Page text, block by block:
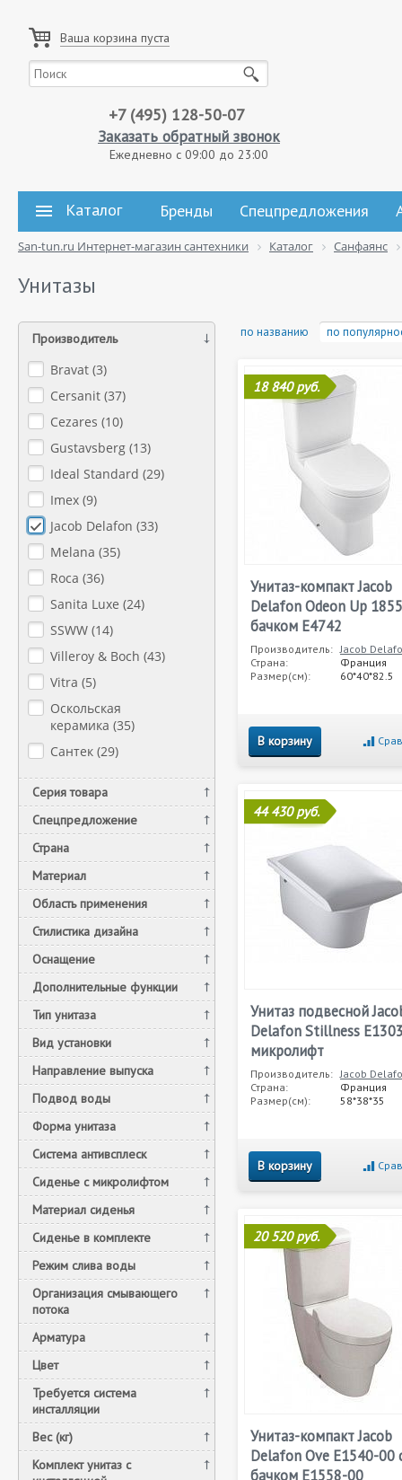
Ваша корзина пуста
+7 (495) 128-50-07
Заказать обратный звонок
Ежедневно с 09:00 до 23:00
Каталог Бренды Спецпредложения
San-tun.ru Интернет-магазин сантехники Каталог Санфаянс
Унитазы
Производитель
Bravat (3)
Cersanit (37)
Cezares (10)
Gustavsberg (13)
Ideal Standard (29)
Imex (9)
Jacob Delafon (33)
Melana (35)
Roca (36)
Sanita Luxe (24)
SSWW (14)
Villeroy & Boch (43)
Vitra (5)
Оскольская
керамика (35)
Сантек (29)
Серия товара
Спецпредложение
Страна
Материал
Область применения
Стилистика дизайна
Оснащение
Дополнительные функции
Тип унитаза
Вид установки
Направление выпуска
Подвод воды
Форма унитаза
Система антивсплеск
Сиденье с микролифтом
Материал сиденья
Сиденье в комплекте
Режим слива воды
Организация смывающего
потока
Арматура
Цвет
Требуется система
инсталляции
Вес (кг)
Комплект унитаз c
по названию по
18 840 руб.
Унитаз-компакт Jacob
Delafon Odeon Up
бачком E4742
Производитель: Jacob
Страна:
Франция
Размер(см):
60*40*82.5
В корзину
44 430 руб.
Унитаз подвесной
Delafon Stillness
микролифт
Производитель: Jacob
Страна:
Франция
Размер(см):
58*38*35
В корзину
20 520 руб.
Унитаз-компакт Jacob
Delafon Ove E1540-00
бачком E1558-00